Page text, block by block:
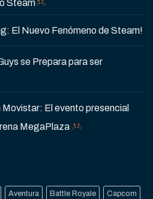
Steam
El Nuevo Fenómeno de Steam!
se Prepara para ser
El evento presencial
MegaPlaza
Aventura Battle Royale Capcom